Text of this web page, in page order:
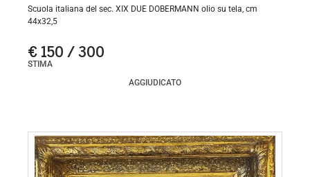
Scuola italiana del sec. XIX DUE DOBERMANN olio su tela, cm
44x32,5
€ 150 / 300
STIMA
AGGIUDICATO